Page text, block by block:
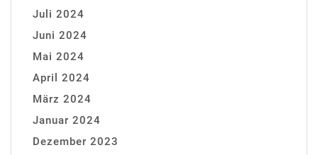
Juli 2024
Juni 2024
Mai 2024
April 2024
März 2024
Januar 2024
Dezember 2023